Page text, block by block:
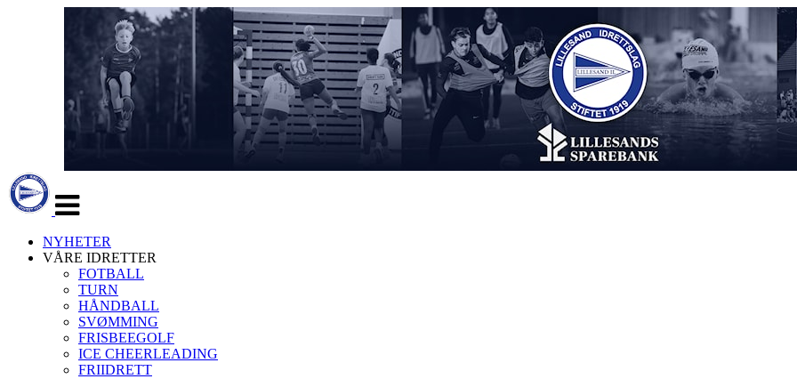
navigasjon
NYHETER
VÅRE IDRETTER
FOTBALL
TURN
HÅNDBALL
SVØMMING
FRISBEEGOLF
ICE CHEERLEADING
FRIIDRETT